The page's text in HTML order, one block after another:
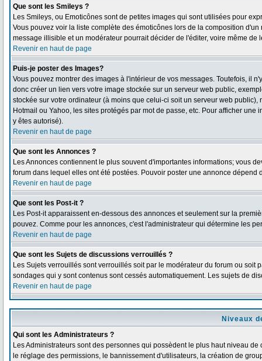
Que sont les Smileys ?
Les Smileys, ou Emoticônes sont de petites images qui sont utilisées pour
Vous pouvez voir la liste complète des émoticônes lors de la composition
message illisible et un modérateur pourrait décider de l'éditer, voire même de
Revenir en haut de page
Puis-je poster des Images?
Vous pouvez montrer des images à l'intérieur de vos messages. Toutefois, il
donc créer un lien vers votre image stockée sur un serveur web public,
stockée sur votre ordinateur (à moins que celui-ci soit un serveur web
Hotmail ou Yahoo, les sites protégés par mot de passe, etc. Pour afficher
y êtes autorisé).
Revenir en haut de page
Que sont les Annonces ?
Les Annonces contiennent le plus souvent d'importantes informations; vous
forum dans lequel elles ont été postées. Pouvoir poster une annonce
Revenir en haut de page
Que sont les Post-it ?
Les Post-it apparaissent en-dessous des annonces et seulement sur la
pouvez. Comme pour les annonces, c'est l'administrateur qui détermine les
Revenir en haut de page
Que sont les Sujets de discussions verrouillés ?
Les Sujets verrouillés sont verrouillés soit par le modérateur du forum ou
sondages qui y sont contenus sont cessés automatiquement. Les sujets de
Revenir en haut de page
Niveaux
Qui sont les Administrateurs ?
Les Administrateurs sont des personnes qui possèdent le plus haut niveau
le réglage des permissions, le bannissement d'utilisateurs, la création de